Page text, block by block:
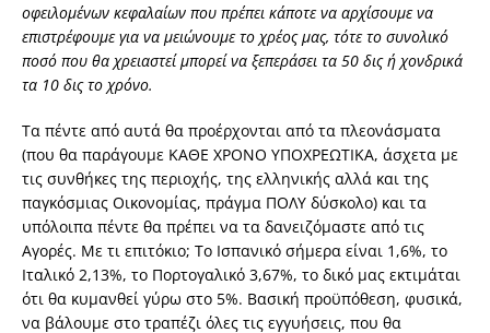
οφειλομένων κεφαλαίων που πρέπει κάποτε να αρχίσουμε να
επιστρέφουμε για να μειώνουμε το χρέος μας, τότε το συνολικό
ποσό που θα χρειαστεί μπορεί να ξεπεράσει τα 50 δις ή χονδρικά
τα 10 δις το χρόνο.
Τα πέντε από αυτά θα προέρχονται από τα πλεονάσματα
(που θα παράγουμε ΚΑΘΕ ΧΡΟΝΟ ΥΠΟΧΡΕΩΤΙΚΑ, άσχετα με
τις συνθήκες της περιοχής, της ελληνικής αλλά και της
παγκόσμιας Οικονομίας, πράγμα ΠΟΛΥ δύσκολο) και τα
υπόλοιπα πέντε θα πρέπει να τα δανειζόμαστε από τις
Αγορές. Με τι επιτόκιο; Το Ισπανικό σήμερα είναι 1,6%, το
Ιταλικό 2,13%, το Πορτογαλικό 3,67%, το δικό μας εκτιμάται
ότι θα κυμανθεί γύρω στο 5%. Βασική προϋπόθεση, φυσικά,
να βάλουμε στο τραπέζι όλες τις εγγυήσεις, που θα